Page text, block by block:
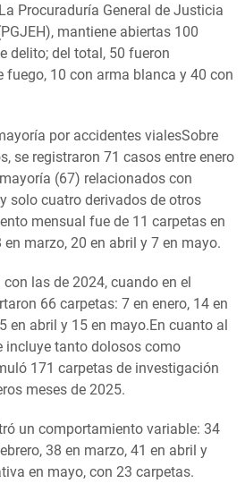
Procuraduría General de Justicia
mantiene abiertas 100
delito; del total, 50 fueron
fuego, 10 con arma blanca y 40 con
por accidentes vialesSobre
se registraron 71 casos entre enero
(67) relacionados con
solo cuatro derivados de otros
mensual fue de 11 carpetas en
en marzo, 20 en abril y 7 en mayo.
las de 2024, cuando en el
66 carpetas: 7 en enero, 14 en
en abril y 15 en mayo.En cuanto al
incluye tanto dolosos como
171 carpetas de investigación
meses de 2025.
un comportamiento variable: 34
38 en marzo, 41 en abril y
en mayo, con 23 carpetas.